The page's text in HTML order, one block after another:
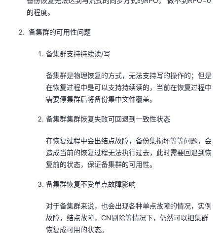
的程度。
备集群的可用性问题
备集群支持持续读/写
备集群是物理恢复的方式，无法支持写的操作的；但是
在恢复过程中是可以支持持续读的，当前在恢复过程中
需要停集群后将备份集中文件覆盖。
备集群集群恢复失败可回退到一致性状态
在恢复过程中会出结点故障，备份集损坏等等问题，会
造成当前的恢复过程无法执行过去，此时需要回退到恢
复前的状态，保证备集群的可用性。
备集群恢复不受单点故障影响
对于备集群来说，也会出现各种单点故障的情况，实例
故障，结点故障，CN剔除等情况下，仍然可以把集群
恢复成可用的状态。